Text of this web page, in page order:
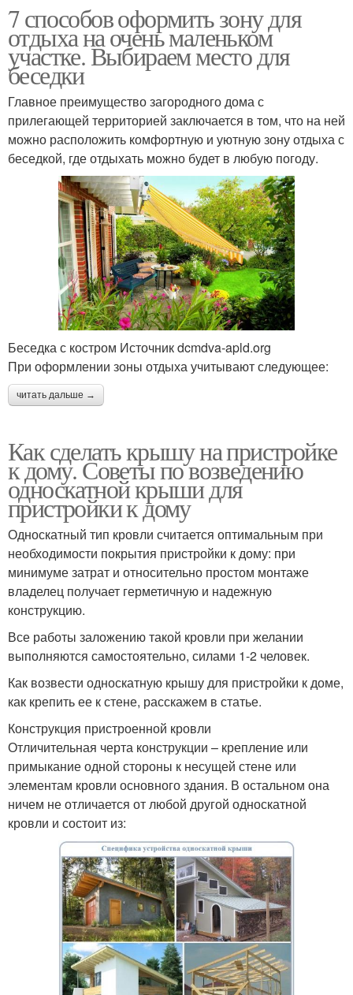
7 способов оформить зону для
отдыха на очень маленьком
участке. Выбираем место для
беседки
Главное преимущество загородного дома с
прилегающей территорией заключается в том, что на ней
можно расположить комфортную и уютную зону отдыха с
беседкой, где отдыхать можно будет в любую погоду.
Беседка с костром Источник dcmdva-apld.org
При оформлении зоны отдыха учитывают следующее:
читать дальше →
Как сделать крышу на пристройке
к дому. Советы по возведению
односкатной крыши для
пристройки к дому
Односкатный тип кровли считается оптимальным при
необходимости покрытия пристройки к дому: при
минимуме затрат и относительно простом монтаже
владелец получает герметичную и надежную
конструкцию.
Все работы заложению такой кровли при желании
выполняются самостоятельно, силами 1-2 человек.
Как возвести односкатную крышу для пристройки к доме,
как крепить ее к стене, расскажем в статье.
Конструкция пристроенной кровли
Отличительная черта конструкции – крепление или
примыкание одной стороны к несущей стене или
элементам кровли основного здания. В остальном она
ничем не отличается от любой другой односкатной
кровли и состоит из: